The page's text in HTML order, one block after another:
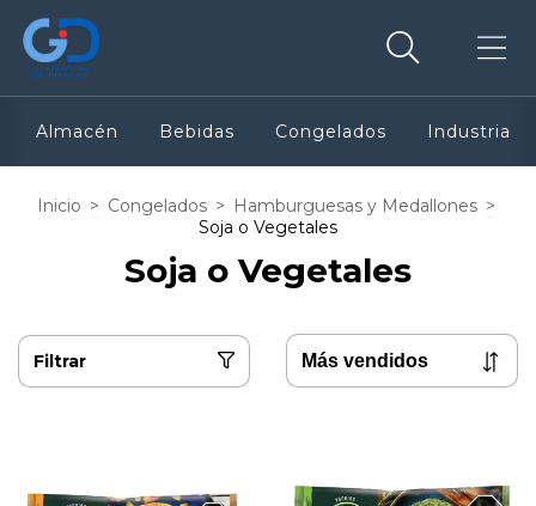
Almacén Bebidas Congelados Industria
Inicio > Congelados > Hamburguesas y Medallones >
Soja o Vegetales
Soja o Vegetales
Filtrar